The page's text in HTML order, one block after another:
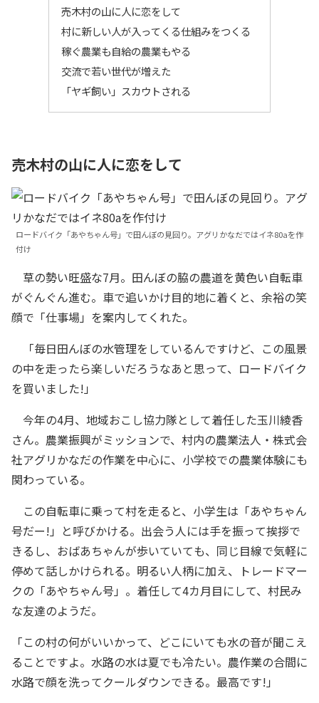
売木村の山に人に恋をして
村に新しい人が入ってくる仕組みをつくる
稼ぐ農業も自給の農業もやる
交流で若い世代が増えた
「ヤギ飼い」スカウトされる
売木村の山に人に恋をして
ロードバイク「あやちゃん号」で田んぼの見回り。アグリかなだではイネ80aを作
付け
草の勢い旺盛な7月。田んぼの脇の農道を黄色い自転車
がぐんぐん進む。車で追いかけ目的地に着くと、余裕の笑
顔で「仕事場」を案内してくれた。
「毎日田んぼの水管理をしているんですけど、この風景
の中を走ったら楽しいだろうなあと思って、ロードバイク
を買いました!」
今年の4月、地域おこし協力隊として着任した玉川綾香
さん。農業振興がミッションで、村内の農業法人・株式会
社アグリかなだの作業を中心に、小学校での農業体験にも
関わっている。
この自転車に乗って村を走ると、小学生は「あやちゃん
号だー!」と呼びかける。出会う人には手を振って挨拶で
きるし、おばあちゃんが歩いていても、同じ目線で気軽に
停めて話しかけられる。明るい人柄に加え、トレードマー
クの「あやちゃん号」。着任して4カ月目にして、村民み
な友達のようだ。
「この村の何がいいかって、どこにいても水の音が聞こえ
ることですよ。水路の水は夏でも冷たい。農作業の合間に
水路で顔を洗ってクールダウンできる。最高です!」